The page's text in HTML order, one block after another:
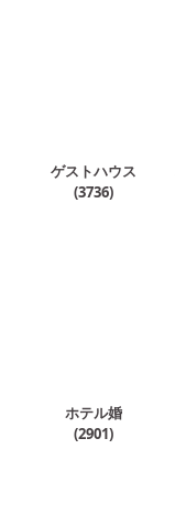
ゲストハウス
(3736)
ホテル婚
(2901)